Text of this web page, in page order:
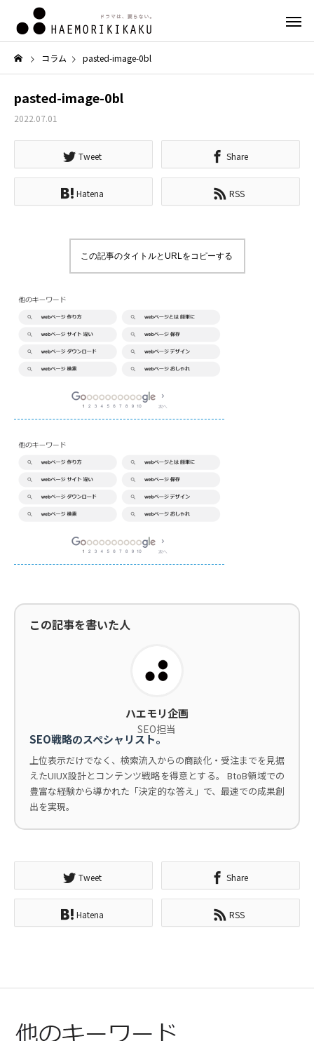
コラム pasted-image-0bl
pasted-image-0bl
2022.07.01
Tweet Share
Hatena RSS
この記事のタイトルとURLをコピーする
この記事を書いた人
ハエモリ企画
SEO担当
SEO戦略のスペシャリスト。
上位表示だけでなく、検索流入からの商談化・受注までを見据
えたUIUX設計とコンテンツ戦略を得意とする。 BtoB領域での
豊富な経験から導かれた「決定的な答え」で、最速での成果創
出を実現。
Tweet Share
Hatena RSS